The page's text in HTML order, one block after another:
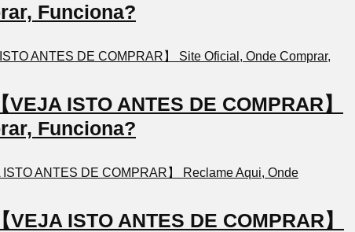
Funciona?
ISTO ANTES DE COMPRAR】
Funciona?
ISTO ANTES DE COMPRAR】